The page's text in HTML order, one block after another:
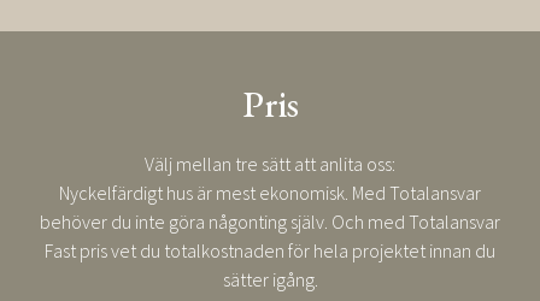
Pris
Välj mellan tre sätt att anlita oss:
Nyckelfärdigt hus är mest ekonomisk. Med Totalansvar
behöver du inte göra någonting själv. Och med Totalansvar
Fast pris vet du totalkostnaden för hela projektet innan du
sätter igång.